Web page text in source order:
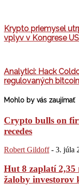
Krypto priemysel
vplyv v Kongrese
Analytici: Hack
regulovaných
Mohlo by vás zaujímať
Crypto bulls on
recedes
Robert Gildoff - 3. júla
Hut 8 zaplatí
žaloby investorov